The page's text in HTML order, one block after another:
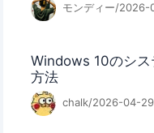
モンディー/
Windows 10のシス
方法
chalk/2026-04-29